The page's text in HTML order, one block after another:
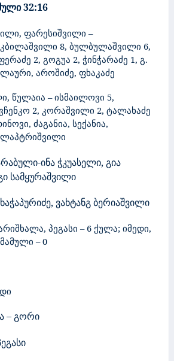
32:16
ფარესიშვილი –
8, ბულბულაშვილი 6,
2, გოგუა 2, ჭინჭარაძე 1, გ.
აროშიძე, ფხაკაძე
წულაია – ისმაილოვი 5,
2, კორაშვილი 2, ტალახაძე
ძაგანია, სექანია,
ინა ჭკუასელი, გია
სამყურაშვილი
ვახტანგ ბერიაშვილი
პეგასი – 6 ქულა; იმედი,
– 0
– გორი